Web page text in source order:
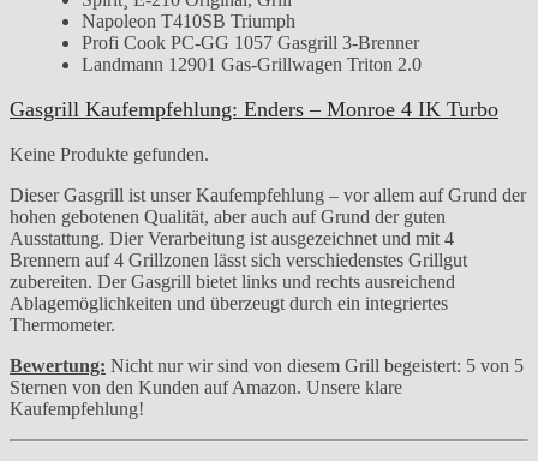
Napoleon T410SB Triumph
Profi Cook PC-GG 1057 Gasgrill 3-Brenner
Landmann 12901 Gas-Grillwagen Triton 2.0
Gasgrill Kaufempfehlung: Enders – Monroe 4 IK Turbo
Keine Produkte gefunden.
Dieser Gasgrill ist unser Kaufempfehlung – vor allem auf Grund der
hohen gebotenen Qualität, aber auch auf Grund der guten
Ausstattung. Dier Verarbeitung ist ausgezeichnet und mit 4
Brennern auf 4 Grillzonen lässt sich verschiedenstes Grillgut
zubereiten. Der Gasgrill bietet links und rechts ausreichend
Ablagemöglichkeiten und überzeugt durch ein integriertes
Thermometer.
Bewertung: Nicht nur wir sind von diesem Grill begeistert: 5 von 5
Sternen von den Kunden auf Amazon. Unsere klare
Kaufempfehlung!